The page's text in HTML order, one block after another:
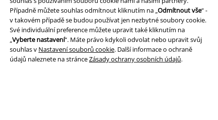
Případně můžete souhlas odmítnout kliknutím na „Odmítnout vše“ -
v takovém případě se budou používat jen nezbytné soubory cookie.
Své individuální preference můžete upravit také kliknutím na
„Vyberte nastavení“. Máte právo kdykoli odvolat nebo upravit svůj
souhlas v Nastavení souborů cookie. Další informace o ochraně
údajů naleznete na stránceZásady ochrany osobních údajů.
Podmínky
Prohlášení
Ochrana osobních údajů